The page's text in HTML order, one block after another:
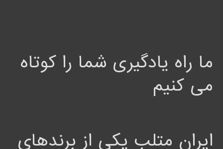
ما راه یادگیری شما را کوتاه
می کنیم
ایران متلب یکی از برندهای